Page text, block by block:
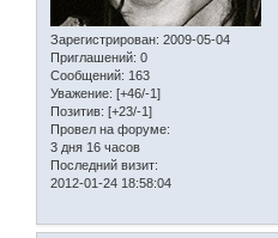
Зарегистрирован: 2009-05-04
Приглашений: 0
Сообщений: 163
Уважение: [+46/-1]
Позитив: [+23/-1]
Провел на форуме:
3 дня 16 часов
Последний визит:
2012-01-24 18:58:04